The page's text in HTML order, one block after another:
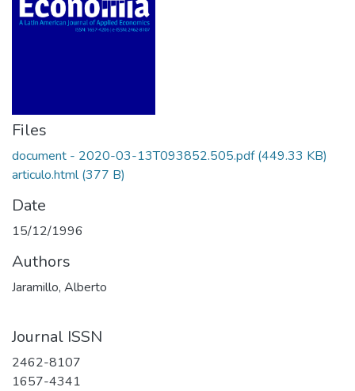
Files
document - 2020-03-13T093852.505.pdf(449.33 KB)
articulo.html(377 B)
Date
15/12/1996
Authors
Jaramillo, Alberto
Journal ISSN
2462-8107
1657-4341